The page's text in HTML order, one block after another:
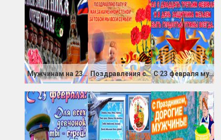
Мужчинам на 23 февраля Поздравления с 23 февраля папе С 23 февраля мужчинам